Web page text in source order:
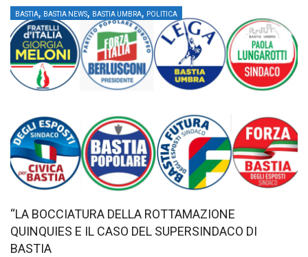
BASTIA, BASTIA NEWS, BASTIA UMBRA, POLITICA
“LA BOCCIATURA DELLA ROTTAMAZIONE
QUINQUIES E IL CASO DEL SUPERSINDACO DI
BASTIA